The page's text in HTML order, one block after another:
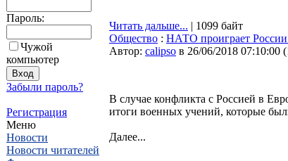
Пароль:
Чужой
компьютер
Забыли пароль?
Регистрация
Меню
Новости
Новости читателей
Читать дальше... | 1099 байт
Общество : НАТО проиграет России
Автор: calipso в 26/06/2018 07:10:00 (
В случае конфликта с Россией в
итоги военных учений, которые
Далее...